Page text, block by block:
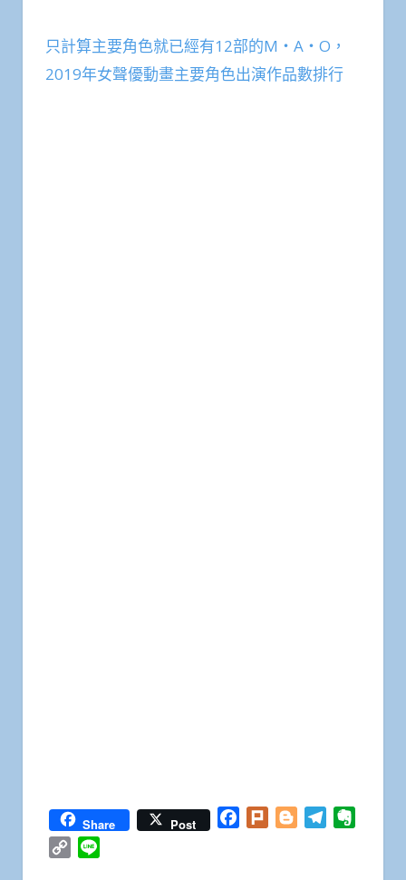
只計算主要角色就已經有12部的M・A・O，
2019年女聲優動畫主要角色出演作品數排行
Share Post Facebook
Plurk BloggerTelegram
Copy